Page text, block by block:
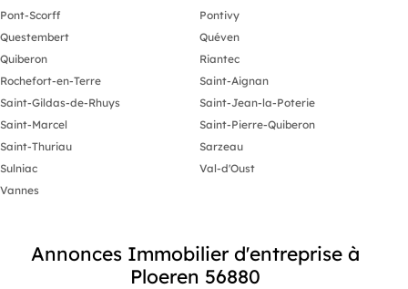
Pont-Scorff
Pontivy
Questembert
Quéven
Quiberon
Riantec
Rochefort-en-Terre
Saint-Aignan
Saint-Gildas-de-Rhuys
Saint-Jean-la-Poterie
Saint-Marcel
Saint-Pierre-Quiberon
Saint-Thuriau
Sarzeau
Sulniac
Val-d'Oust
Vannes
Annonces Immobilier d'entreprise à
Ploeren 56880